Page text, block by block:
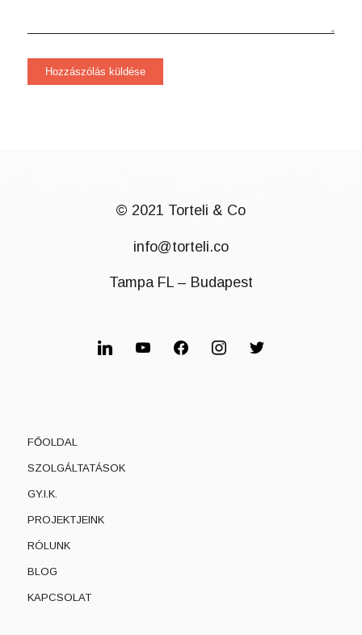
© 2021 Torteli & Co
info@torteli.co
Tampa FL – Budapest
linkedin youtube facebookinstagramtwitter
FŐOLDAL
SZOLGÁLTATÁSOK
GY.I.K.
PROJEKTJEINK
RÓLUNK
BLOG
KAPCSOLAT